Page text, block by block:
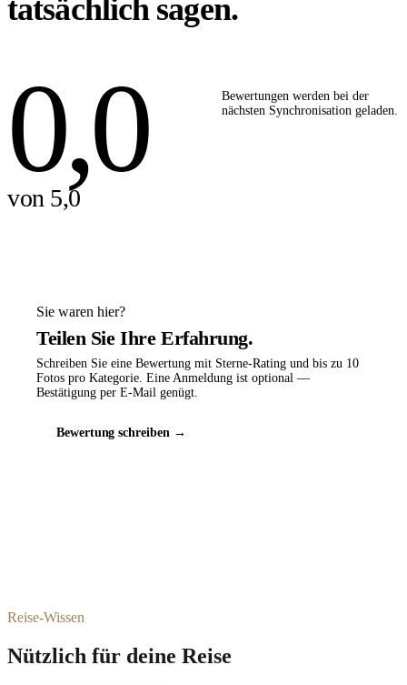
tatsächlich sagen.
0,0
von 5,0
Bewertungen werden bei der
nächsten Synchronisation geladen.
Sie waren hier?
Teilen Sie Ihre Erfahrung.
Schreiben Sie eine Bewertung mit Sterne-Rating und bis zu 10
Fotos pro Kategorie. Eine Anmeldung ist optional —
Bestätigung per E-Mail genügt.
Bewertung schreiben →
Reise-Wissen
Nützlich für deine Reise